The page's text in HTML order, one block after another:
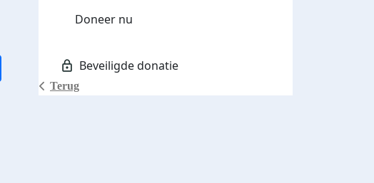
Donateurs bedankt
Terug
Doneer nu